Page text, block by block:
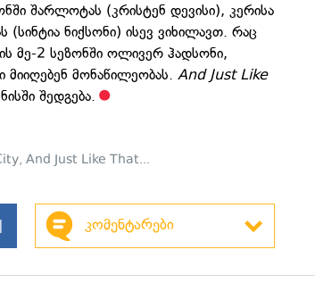
შარლოტას (კრისტენ დევისი), კერისა
(სინტია ნიქსონი) ისევ ვიხილავთ. რაც
მე-2 სეზონში ოლივერ ჰადსონი,
მონაწილეობას. And Just Like
შედგება.
,And Just Like That...
კომენტარები